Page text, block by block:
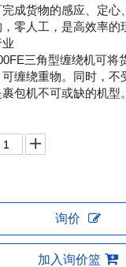
成货物的感应、定心
零人工，是高效率的
三角型缠绕机可将
可缠绕重物。同时，
包机不可或缺的机型。
询价
加入询价篮